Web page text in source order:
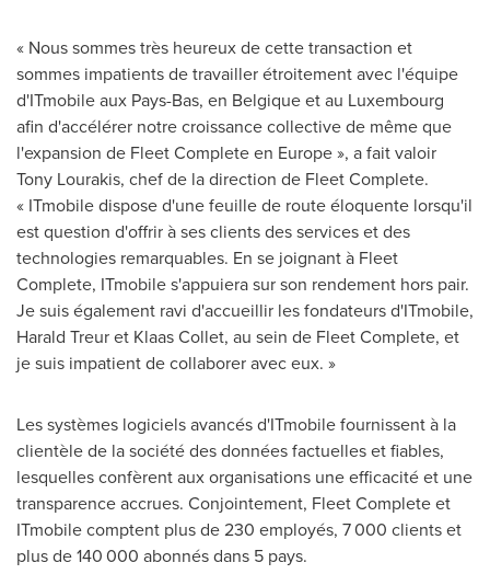
« Nous sommes très heureux de cette transaction et
sommes impatients de travailler étroitement avec l'équipe
d'ITmobile aux Pays-Bas, en Belgique et au Luxembourg
afin d'accélérer notre croissance collective de même que
l'expansion de Fleet Complete en Europe », a fait valoir
Tony Lourakis, chef de la direction de Fleet Complete.
« ITmobile dispose d'une feuille de route éloquente lorsqu'il
est question d'offrir à ses clients des services et des
technologies remarquables. En se joignant à Fleet
Complete, ITmobile s'appuiera sur son rendement hors pair.
Je suis également ravi d'accueillir les fondateurs d'ITmobile,
Harald Treuret Klaas Collet, au sein de Fleet Complete, et
je suis impatient de collaborer avec eux. »
Les systèmes logiciels avancés d'ITmobile fournissent à la
clientèle de la société des données factuelles et fiables,
lesquelles confèrent aux organisations une efficacité et une
transparence accrues. Conjointement, Fleet Complete et
ITmobile comptent plus de 230 employés, 7 000 clients et
plus de 140 000 abonnés dans 5 pays.